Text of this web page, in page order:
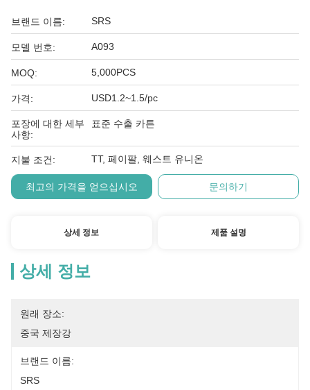
브랜드 이름: SRS
모델 번호: A093
MOQ: 5,000PCS
가격: USD1.2~1.5/pc
포장에 대한 세부
사항:
표준 수출 카튼
지불 조건: TT, 페이팔, 웨스트 유니온
최고의 가격을 얻으십시오 문의하기
상세 정보 제품 설명
상세 정보
원래 장소:
중국 제장강
브랜드 이름:
SRS